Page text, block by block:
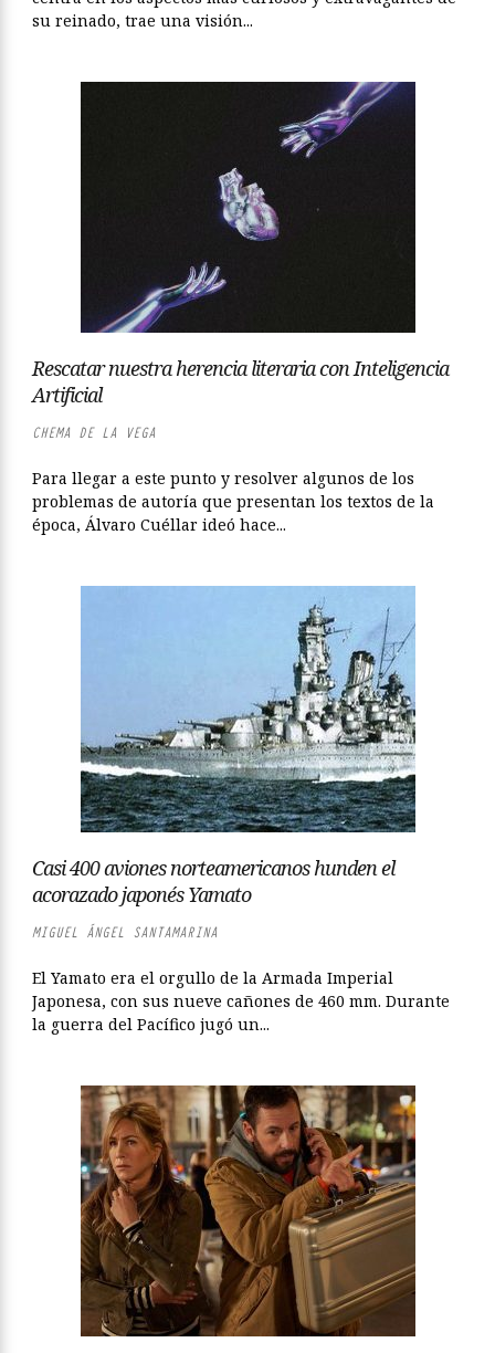
su reinado, trae una visión...
Rescatar nuestra herencia literaria con Inteligencia
Artificial
CHEMA DE LA VEGA
Para llegar a este punto y resolver algunos de los
problemas de autoría que presentan los textos de la
época, Álvaro Cuéllar ideó hace...
Casi 400 aviones norteamericanos hunden el
acorazado japonés Yamato
MIGUEL ÁNGEL SANTAMARINA
El Yamato era el orgullo de la Armada Imperial
Japonesa, con sus nueve cañones de 460 mm. Durante
la guerra del Pacífico jugó un...